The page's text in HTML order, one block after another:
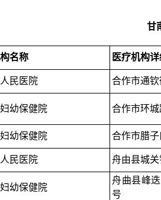
甘
名称 医疗机构
民医院 合作市通钦
幼保健院 合作市环城
幼保健院 合作市腊
民医院 舟由县城
幼保健院
舟曲县峰
号